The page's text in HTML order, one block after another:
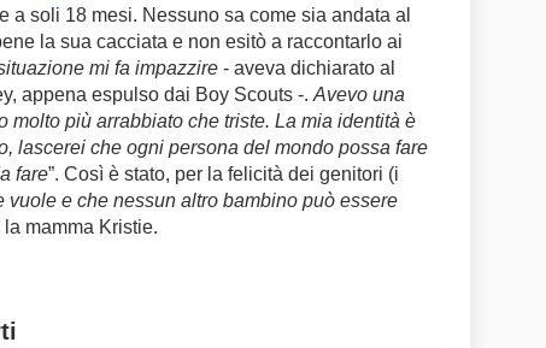
a soli 18 mesi. Nessuno sa come sia andata al
la sua cacciata e non esitò a raccontarlo ai
mi fa impazzire - aveva dichiarato al
appena espulso dai Boy Scouts -. Avevo una
molto più arrabbiato che triste. La mia identità è
lascerei che ogni persona del mondo possa fare
fare”. Così è stato, per la felicità dei genitori (i
vuole e che nessun altro bambino può essere
la mamma Kristie.